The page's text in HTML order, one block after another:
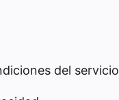
del servicio